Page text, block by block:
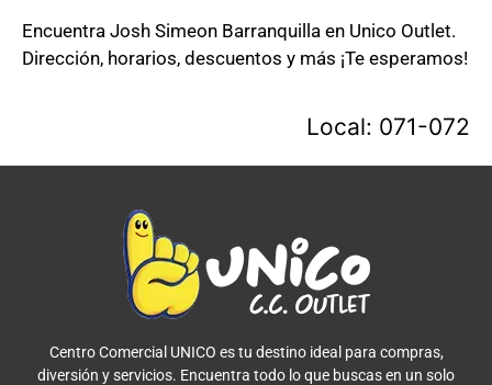
Encuentra Josh Simeon Barranquilla en Unico Outlet.
Dirección, horarios, descuentos y más ¡Te esperamos!
Local: 071-072
Centro Comercial UNICO es tu destino ideal para compras,
diversión y servicios. Encuentra todo lo que buscas en un solo